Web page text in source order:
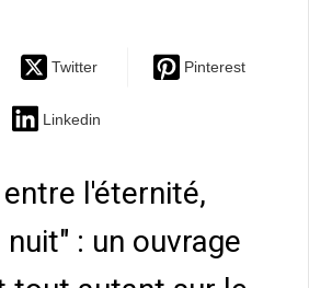
Twitter Pinterest
Linkedin
l'éternité,
nuit" : un ouvrage